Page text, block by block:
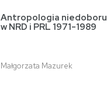
Antropologia niedoboru
w NRD i PRL 1971-1989
Małgorzata Mazurek